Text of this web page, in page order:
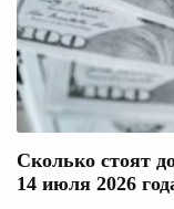
Сколько стоят
14 июля 2026